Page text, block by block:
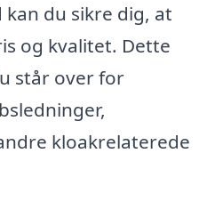
du sikre dig, at
og kvalitet. Dette
står over for
kloakrelaterede